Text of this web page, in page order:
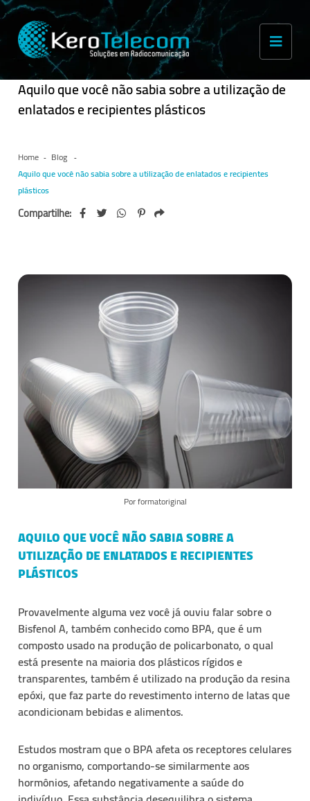
Aquilo que você não sabia sobre a utilização de
enlatados e recipientes plásticos
Home
Blog
Aquilo que você não sabia sobre a utilização de enlatados e recipientes
plásticos
Compartilhe:
Por formatoriginal
AQUILO QUE VOCÊ NÃO SABIA SOBRE A
UTILIZAÇÃO DE ENLATADOS E RECIPIENTES
PLÁSTICOS
Provavelmente alguma vez você já ouviu falar sobre o
Bisfenol A, também conhecido como BPA, que é um
composto usado na produção de policarbonato, o qual
está presente na maioria dos plásticos rígidos e
transparentes, também é utilizado na produção da resina
epóxi, que faz parte do revestimento interno de latas que
acondicionam bebidas e alimentos.
Estudos mostram que o BPA afeta os receptores celulares
no organismo, comportando-se similarmente aos
hormônios, afetando negativamente a saúde do